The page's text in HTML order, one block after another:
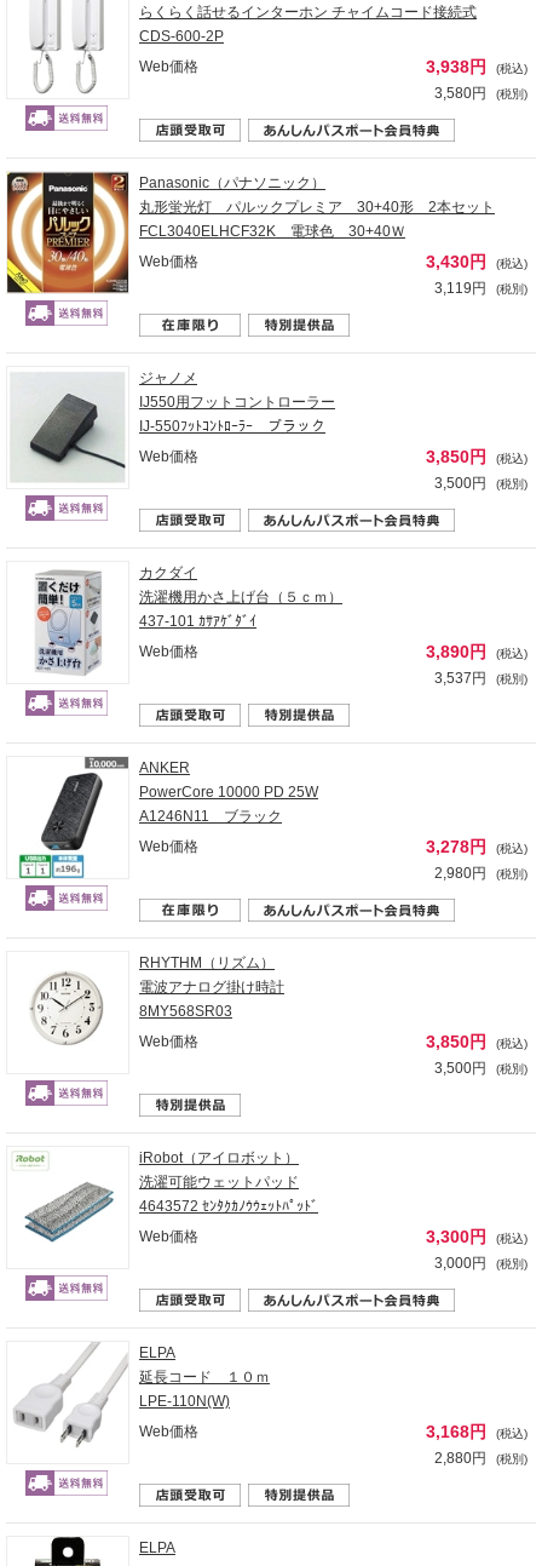
らくらく話せるインターホン チャイムコード接続式
CDS-600-2P
Web価格
3,938円 (税込)
3,580円 (税別)
Panasonic（パナソニック）
丸形蛍光灯 パルックプレミア 30+40形 2本セット
FCL3040ELHCF32K 電球色 30+40Ｗ
Web価格
3,430円 (税込)
3,119円 (税別)
ジャノメ
IJ550用フットコントローラー
IJ-550ﾌｯﾄｺﾝﾄﾛｰﾗｰ ブラック
Web価格
3,850円 (税込)
3,500円 (税別)
カクダイ
洗濯機用かさ上げ台（５ｃｍ）
437-101 ｶｻｱｹﾞﾀﾞｲ
Web価格
3,890円 (税込)
3,537円 (税別)
ANKER
PowerCore 10000 PD 25W
A1246N11 ブラック
Web価格
3,278円 (税込)
2,980円 (税別)
RHYTHM（リズム）
電波アナログ掛け時計
8MY568SR03
Web価格
3,850円 (税込)
3,500円 (税別)
iRobot（アイロボット）
洗濯可能ウェットパッド
4643572 ｾﾝﾀｸｶﾉｳｳｪｯﾄﾊﾟｯﾄﾞ
Web価格
3,300円 (税込)
3,000円 (税別)
ELPA
延長コード １０ｍ
LPE-110N(W)
Web価格
3,168円 (税込)
2,880円 (税別)
ELPA